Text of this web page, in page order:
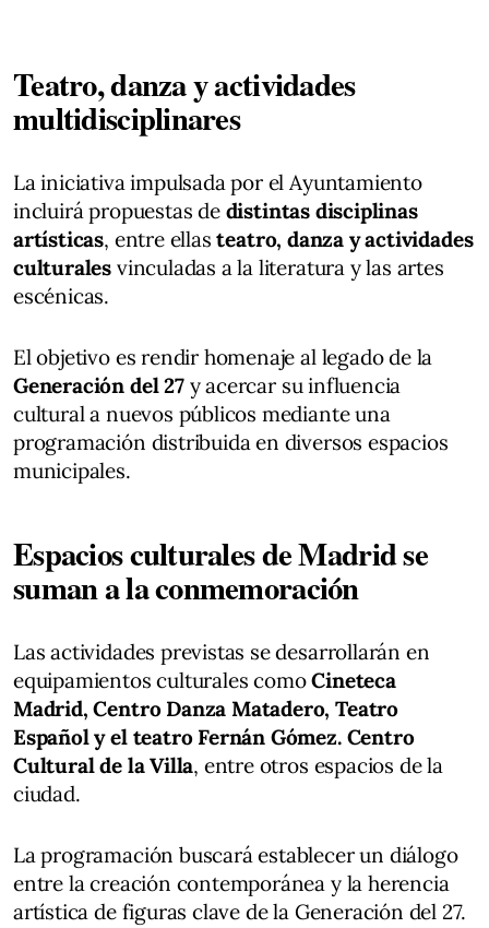
Teatro, danza y actividades
multidisciplinares
La iniciativa impulsada por el Ayuntamiento
incluirá propuestas de distintas disciplinas
artísticas, entre ellasteatro, danza y actividades
culturales vinculadas a la literatura y las artes
escénicas.
El objetivo es rendir homenaje al legado de la
Generación del 27y acercar su influencia
cultural a nuevos públicos mediante una
programación distribuida en diversos espacios
municipales.
Espacios culturales de Madrid se
suman a la conmemoración
Las actividades previstas se desarrollarán en
equipamientos culturales comoCineteca
Madrid, Centro Danza Matadero, Teatro
Español y el teatro Fernán Gómez. Centro
Cultural de la Villa, entre otros espacios de la
ciudad.
La programación buscará establecer un diálogo
entre la creación contemporánea y la herencia
artística de figuras clave de la Generación del 27.